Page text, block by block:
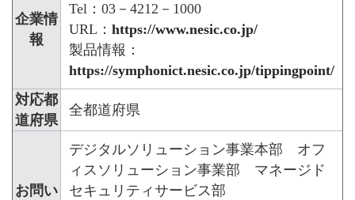
企業情
報
Tel：03－4212－1000
URL： https://www.nesic.co.jp/
製品情報：
https://symphonict.nesic.co.jp/tippingpoint/
対応都
道府県
全都道府県
お問い
デジタルソリューション事業本部 オフ
ィスソリューション事業部 マネージド
セキュリティサービス部